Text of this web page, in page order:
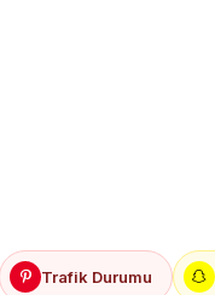
Trafik Durumu